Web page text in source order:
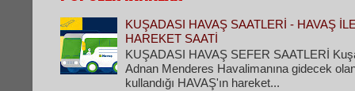
KUŞADASI HAVAŞ SAATLERİ - HAVAŞ
HAREKET SAATİ
KUŞADASI HAVAŞ SEFER SAATLERİ
Adnan Menderes Havalimanına gidecek
kullandığı HAVAŞ'ın hareket...